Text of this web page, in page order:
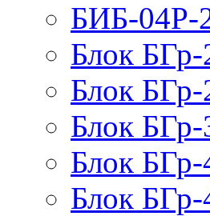
БИБ-04Р-
Блок
Блок
Блок
Блок БГр-
Блок